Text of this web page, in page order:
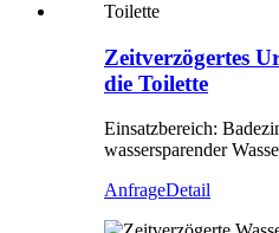
Zeitverzögertes
die Toilette
Einsatzbereich:
wassersparender
AnfrageDetail